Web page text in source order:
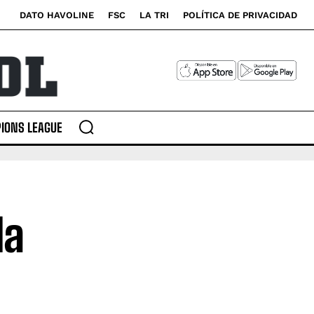
DATO HAVOLINE FSC LA TRI POLÍTICA DE PRIVACIDAD
LEAGUE